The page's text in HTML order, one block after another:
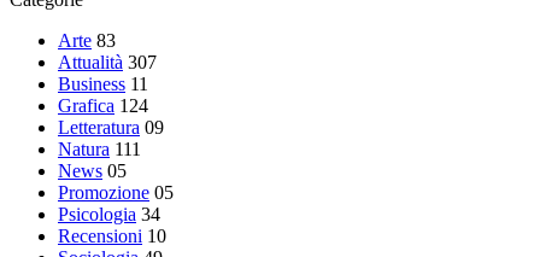
Arte 83
Attualità 307
Business 11
Grafica 124
Letteratura 09
Natura 111
News 05
Promozione 05
Psicologia 34
Recensioni 10